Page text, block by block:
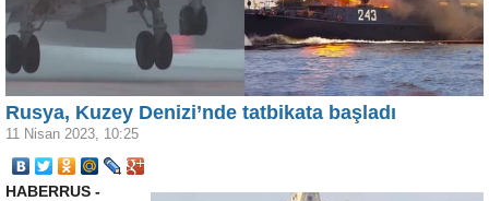
Rusya, Kuzey Denizi’nde tatbikata başladı
11 Nisan 2023, 10:25
HABERRUS -